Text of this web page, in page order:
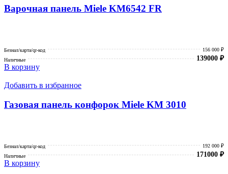
Варочная панель Miele KM6542 FR
Безнал/карта/qr-код
156 000 ₽
Наличные
139000 ₽
В корзину
Добавить в избранное
Газовая панель конфорок Miele KM 3010
Безнал/карта/qr-код
192 000 ₽
Наличные
171000 ₽
В корзину